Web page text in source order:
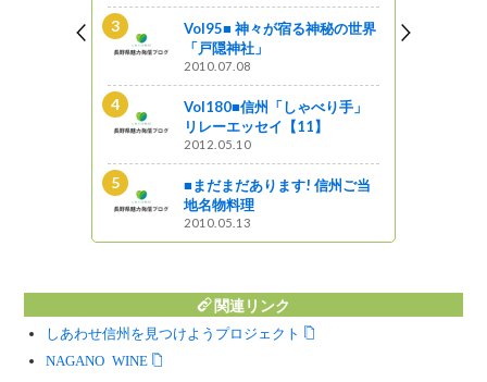
Vol95■ 神々が宿る神秘の世界
「戸隠神社」
2010.07.08
Vol180■信州「しゃべり手」
リレーエッセイ【11】
2012.05.10
■まだまだあります! 信州ご当
地名物料理
2010.05.13
関連リンク
しあわせ信州を見つけようプロジェクト
NAGANO WINE